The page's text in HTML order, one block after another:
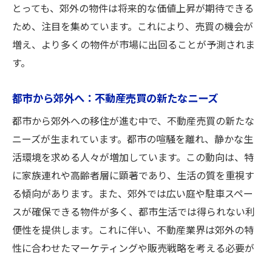
とっても、郊外の物件は将来的な価値上昇が期待できる
ため、注目を集めています。これにより、売買の機会が
増え、より多くの物件が市場に出回ることが予測されま
す。
都市から郊外へ：不動産売買の新たなニーズ
都市から郊外への移住が進む中で、不動産売買の新たな
ニーズが生まれています。都市の喧騒を離れ、静かな生
活環境を求める人々が増加しています。この動向は、特
に家族連れや高齢者層に顕著であり、生活の質を重視す
る傾向があります。また、郊外では広い庭や駐車スペー
スが確保できる物件が多く、都市生活では得られない利
便性を提供します。これに伴い、不動産業界は郊外の特
性に合わせたマーケティングや販売戦略を考える必要が